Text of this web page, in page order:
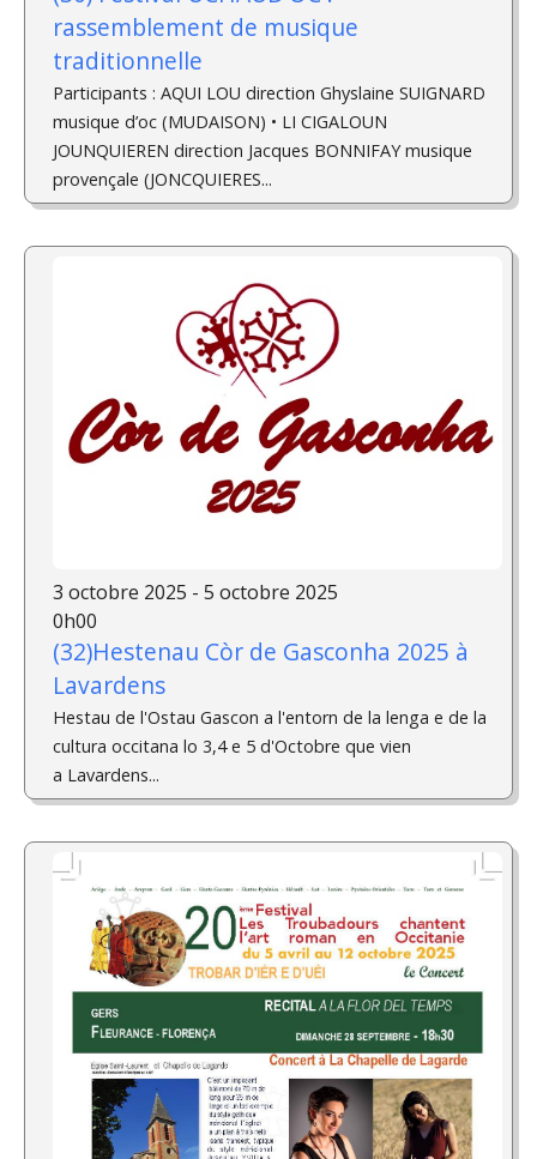
rassemblement de musique
traditionnelle
Participants : AQUI LOU direction Ghyslaine SUIGNARD
musique d’oc (MUDAISON) • LI CIGALOUN
JOUNQUIEREN direction Jacques BONNIFAY musique
provençale (JONCQUIERES...
3 octobre 2025 - 5 octobre 2025
0h00
(32)Hestenau Còr de Gasconha 2025 à
Lavardens
Hestau de l'Ostau Gascon a l'entorn de la lenga e de la
cultura occitana lo 3,4 e 5 d'Octobre que vien
a Lavardens...